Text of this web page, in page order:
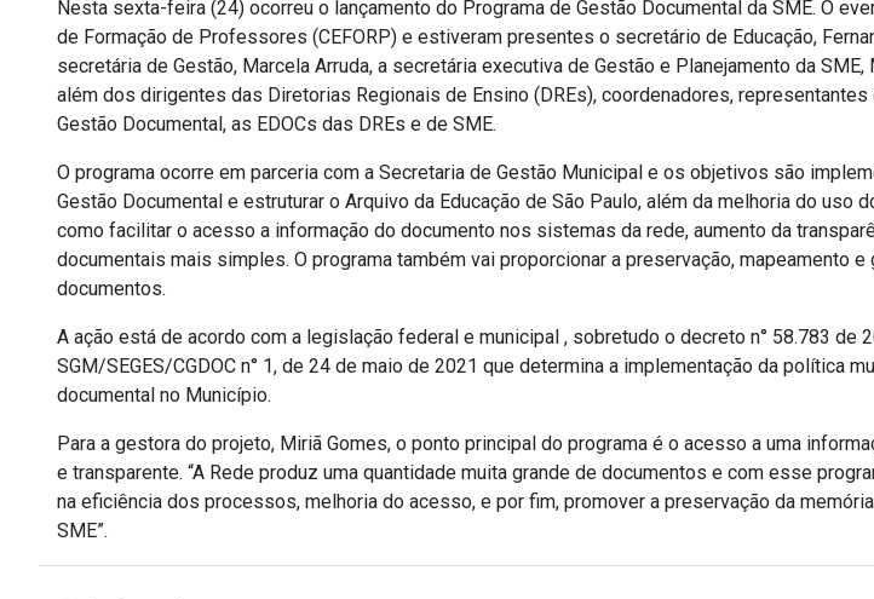
Nesta sexta-feira (24) ocorreu o lançamento do Programa de Gestão Documental da SME. O
de Formação de Professores (CEFORP) e estiveram presentes o secretário de Educação,
secretária de Gestão, Marcela Arruda, a secretária executiva de Gestão e Planejamento da
além dos dirigentes das Diretorias Regionais de Ensino (DREs), coordenadores,
Gestão Documental, as EDOCs das DREs e de SME.
O programa ocorre em parceria com a Secretaria de Gestão Municipal e os objetivos são
Gestão Documental e estruturar o Arquivo da Educação de São Paulo, além da melhoria do uso
como facilitar o acesso a informação do documento nos sistemas da rede, aumento da
documentais mais simples. O programa também vai proporcionar a preservação, mapeamento e
documentos.
A ação está de acordo com a legislação federal e municipal , sobretudo o decreto n° 58.783 de
SGM/SEGES/CGDOC n° 1, de 24 de maio de 2021 que determina a implementação da política
documental no Município.
Para a gestora do projeto, Miriã Gomes, o ponto principal do programa é o acesso a uma
e transparente. “A Rede produz uma quantidade muita grande de documentos e com esse
na eficiência dos processos, melhoria do acesso, e por fim, promover a preservação da
SME”.